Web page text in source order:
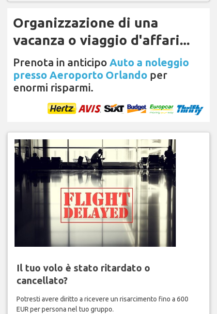
Organizzazione di una
vacanza o viaggio d'affari...
Prenota in anticipo Auto a noleggio
presso Aeroporto Orlando per
enormi risparmi.
Il tuo volo è stato ritardato o
cancellato?
Potresti avere diritto a ricevere un risarcimento fino a 600
EUR per persona nel tuo gruppo.